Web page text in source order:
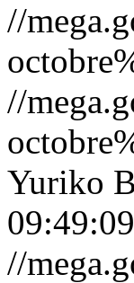
//
//
Yuriko
//